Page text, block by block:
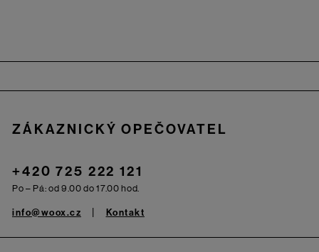
ZÁKAZNICKÝ OPEČOVATEL
+420 725 222 121
Po – Pá: od 9.00 do 17.00 hod.
info@woox.cz Kontakt